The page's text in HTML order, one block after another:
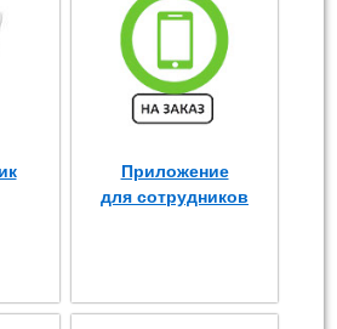
Приложение
для сотрудников